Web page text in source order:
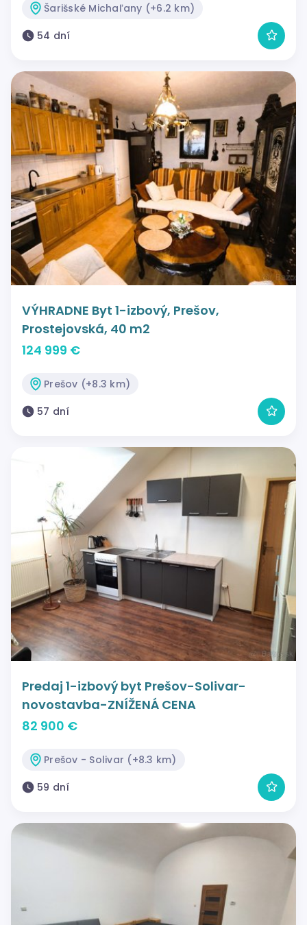
Šarišské Michaľany (+6.2 km)
54 dní
VÝHRADNE Byt 1-izbový, Prešov,
Prostejovská, 40 m2
124 999 €
Prešov (+8.3 km)
57 dní
Predaj 1-izbový byt Prešov-Solivar-
novostavba-ZNÍŽENÁ CENA
82 900 €
Prešov - Solivar (+8.3 km)
59 dní